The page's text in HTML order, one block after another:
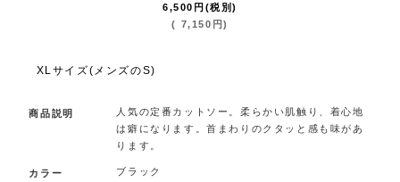
6,500 円 (税別)
( 7,150 円)
XLサイズ(メンズのS)
商品説明
人気の定番カットソー。柔らかい肌触り、着心地
は癖になります。首まわりのクタッと感も味があ
ります。
カラー ブラック